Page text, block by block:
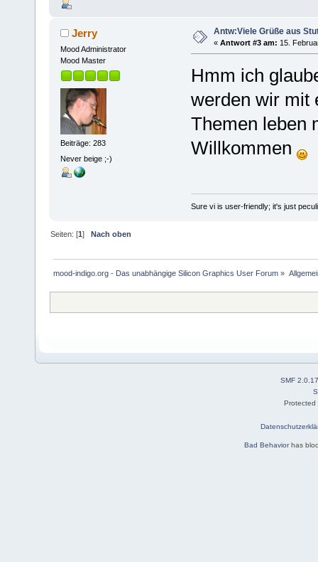
Jerry
Mood Administrator
Mood Master
Beiträge: 283
Never beige ;-)
Antw:Viele Grüße aus
« Antwort #3 am: 15.
Hmm ich
werden wir mit
Themen leben
Willkommen
Sure vi is user-friendly; it's just
Seiten: [1]Nach oben
mood-indigo.org - Das unabhängige Silicon Graphics User Forum »
SMF 2.0.17
Bad Behaviorhas